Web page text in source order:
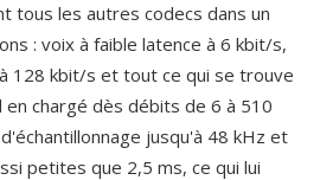
tous les autres codecs dans un
: voix à faible latence à 6 kbit/s,
128 kbit/s et tout ce qui se trouve
chargé dès débits de 6 à 510
jusqu'à 48 kHz et
petites que 2,5 ms, ce qui lui